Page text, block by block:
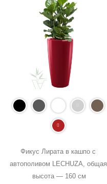
Фикус Лирата в кашпо с
автополивом LECHUZA, общая
высота — 160 см